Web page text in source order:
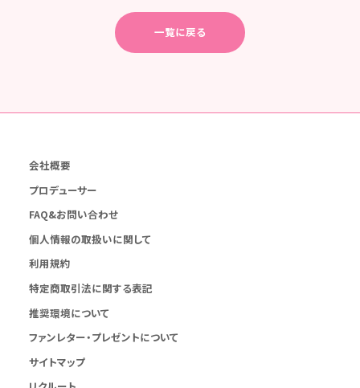
一覧に戻る
会社概要
プロデューサー
FAQ&お問い合わせ
個人情報の取扱いに関して
利用規約
特定商取引法に関する表記
推奨環境について
ファンレター・プレゼントについて
サイトマップ